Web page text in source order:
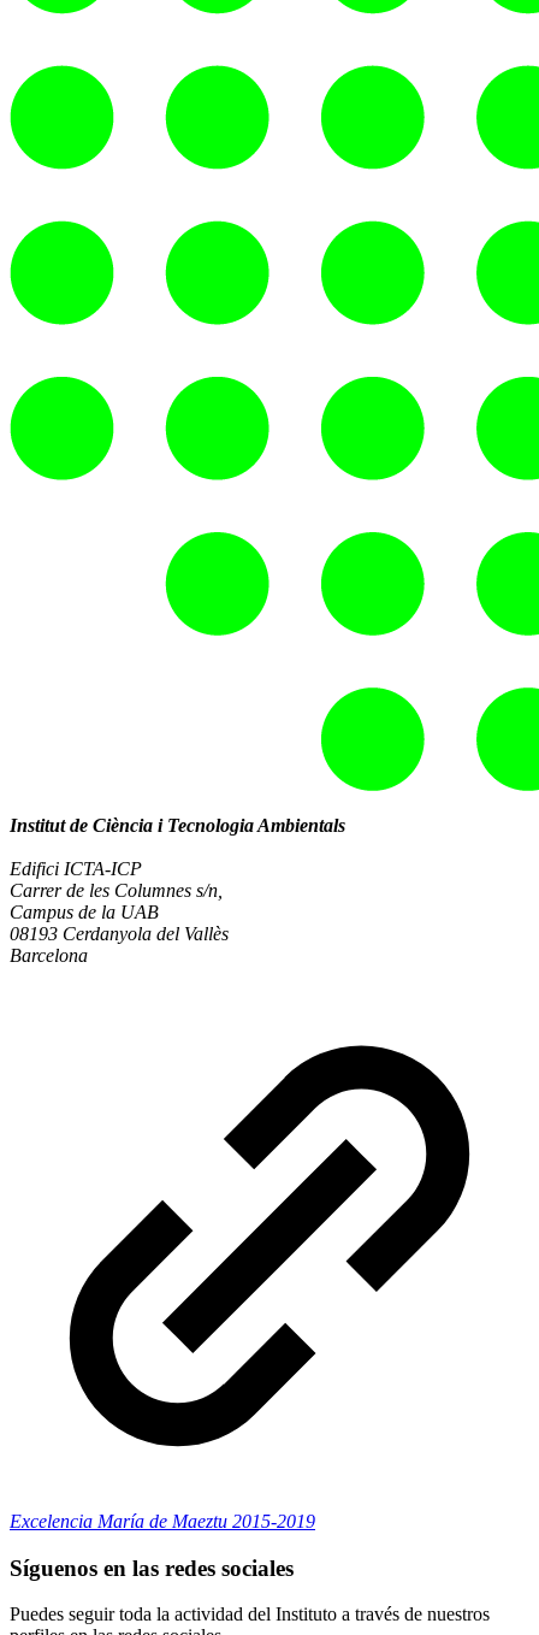
Institut de Ciència i Tecnologia Ambientals
Edifici ICTA-ICP
Carrer de les Columnes s/n,
Campus de la UAB
08193 Cerdanyola del Vallès
Barcelona
Excelencia María de Maeztu 2015-2019
Síguenos en las redes sociales
Puedes seguir toda la actividad del Instituto a través de nuestros